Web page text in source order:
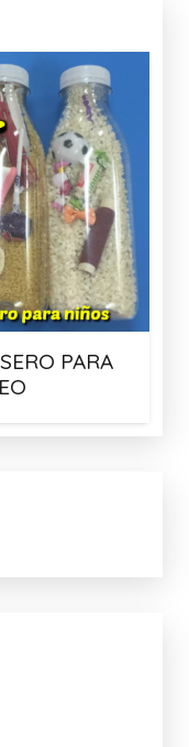
PARA